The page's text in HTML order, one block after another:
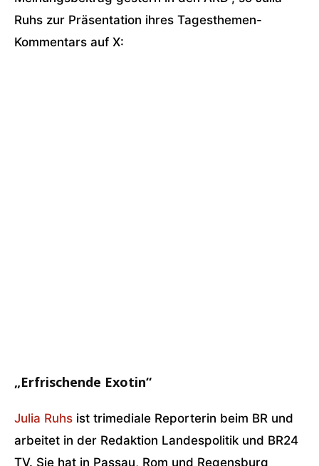
Ruhs zur Präsentation ihres Tagesthemen-
Kommentars auf X:
„Erfrischende Exotin“
Julia Ruhs ist trimediale Reporterin beim BR und
arbeitet in der Redaktion Landespolitik und BR24
TV. Sie hat in Passau, Rom und Regensburg